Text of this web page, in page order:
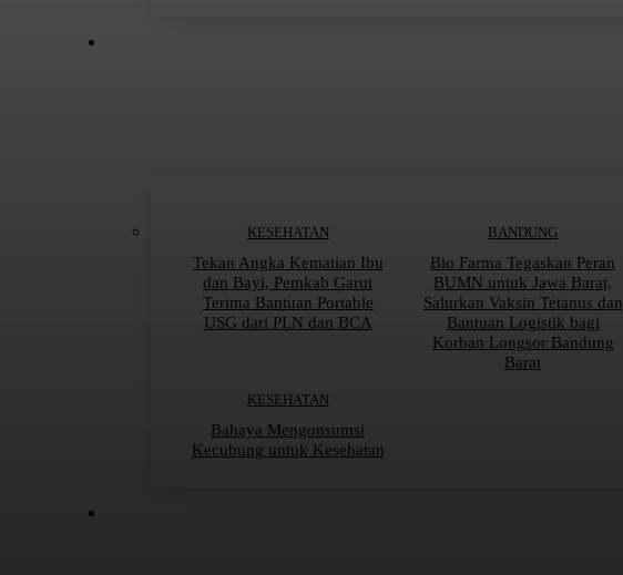
KESEHATAN
Tekan Angka Kematian Ibu
dan Bayi, Pemkab Garut
Terima Bantuan Portable
USG dari PLN dan BCA
BANDUNG
Bio Farma Tegaskan Peran
BUMN untuk Jawa Barat,
Salurkan Vaksin Tetanus dan
Bantuan Logistik bagi
Korban Longsor Bandung
Barat
KESEHATAN
Bahaya Mengonsumsi
Kecubung untuk Kesehatan